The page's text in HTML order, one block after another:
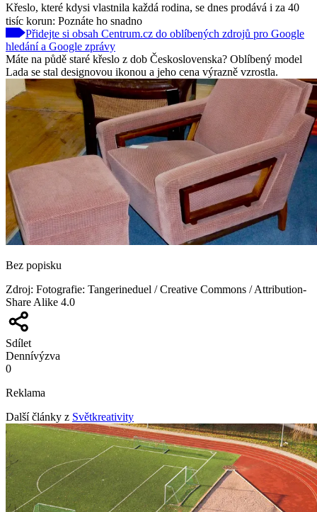
Křeslo, které kdysi vlastnila každá rodina, se dnes prodává i za 40
tisíc korun: Poznáte ho snadno
Přidejte si obsah Centrum.cz do oblíbených zdrojů pro Google
hledání a Google zprávy
Máte na půdě staré křeslo z dob Československa? Oblíbený model
Lada se stal designovou ikonou a jeho cena výrazně vzrostla.
Bez popisku
Zdroj: Fotografie: Tangerineduel / Creative Commons / Attribution-
Share Alike 4.0
Sdílet
Dennívýzva
0
Reklama
Další články z Světkreativity